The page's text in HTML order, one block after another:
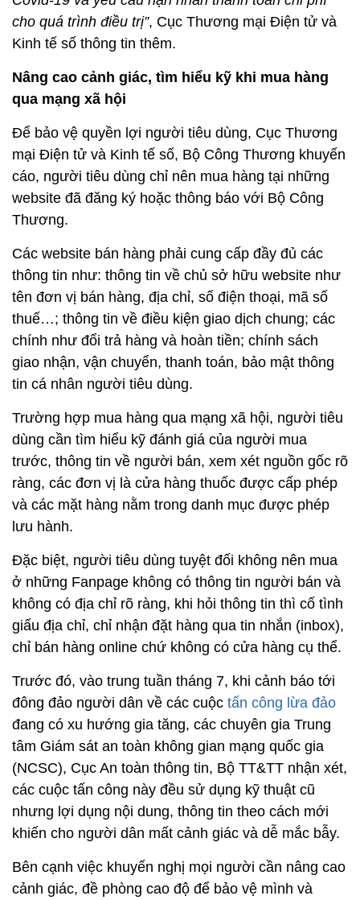
cho quá trình điều trị”, Cục Thương mại Điện tử và
Kinh tế số thông tin thêm.
Nâng cao cảnh giác, tìm hiểu kỹ khi mua hàng
qua mạng xã hội
Để bảo vệ quyền lợi người tiêu dùng, Cục Thương
mại Điện tử và Kinh tế số, Bộ Công Thương khuyến
cáo, người tiêu dùng chỉ nên mua hàng tại những
website đã đăng ký hoặc thông báo với Bộ Công
Thương.
Các website bán hàng phải cung cấp đầy đủ các
thông tin như: thông tin về chủ sở hữu website như
tên đơn vị bán hàng, địa chỉ, số điện thoại, mã số
thuế…; thông tin về điều kiện giao dịch chung; các
chính như đổi trả hàng và hoàn tiền; chính sách
giao nhận, vận chuyển, thanh toán, bảo mật thông
tin cá nhân người tiêu dùng.
Trường hợp mua hàng qua mạng xã hội, người tiêu
dùng cần tìm hiểu kỹ đánh giá của người mua
trước, thông tin về người bán, xem xét nguồn gốc rõ
ràng, các đơn vị là cửa hàng thuốc được cấp phép
và các mặt hàng nằm trong danh mục được phép
lưu hành.
Đặc biệt, người tiêu dùng tuyệt đối không nên mua
ở những Fanpage không có thông tin người bán và
không có địa chỉ rõ ràng, khi hỏi thông tin thì cố tình
giấu địa chỉ, chỉ nhận đặt hàng qua tin nhắn (inbox),
chỉ bán hàng online chứ không có cửa hàng cụ thể.
Trước đó, vào trung tuần tháng 7, khi cảnh báo tới
đông đảo người dân về các cuộc tấn công lừa đảo
đang có xu hướng gia tăng, các chuyên gia Trung
tâm Giám sát an toàn không gian mạng quốc gia
(NCSC), Cục An toàn thông tin, Bộ TT&TT nhận xét,
các cuộc tấn công này đều sử dụng kỹ thuật cũ
nhưng lợi dụng nội dung, thông tin theo cách mới
khiến cho người dân mất cảnh giác và dễ mắc bẫy.
Bên cạnh việc khuyến nghị mọi người cần nâng cao
cảnh giác, đề phòng cao độ để bảo vệ mình và